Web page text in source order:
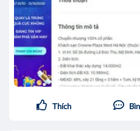
Thích